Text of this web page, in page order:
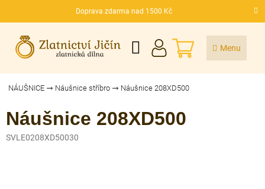
Doprava zdarma nad 1500 Kč
CZK
NÁKUPNÍ
KOŠÍK
NÁUŠNICE Náušnice stříbro Náušnice 208XD500
Náušnice 208XD500
SVLE0208XD50030